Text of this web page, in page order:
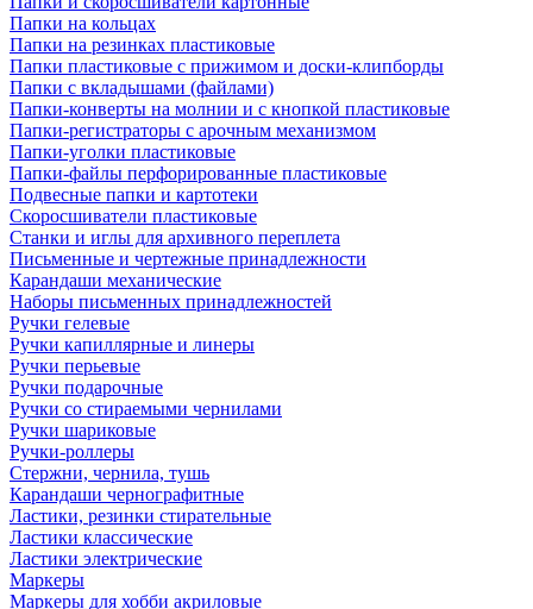
Папки на кольцах
Папки на резинках пластиковые
Папки пластиковые с прижимом и доски-клипборды
Папки с вкладышами (файлами)
Папки-конверты на молнии и с кнопкой пластиковые
Папки-регистраторы с арочным механизмом
Папки-уголки пластиковые
Папки-файлы перфорированные пластиковые
Подвесные папки и картотеки
Скоросшиватели пластиковые
Станки и иглы для архивного переплета
Письменные и чертежные принадлежности
Карандаши механические
Наборы письменных принадлежностей
Ручки гелевые
Ручки капиллярные и линеры
Ручки перьевые
Ручки подарочные
Ручки со стираемыми чернилами
Ручки шариковые
Ручки-роллеры
Стержни, чернила, тушь
Карандаши чернографитные
Ластики, резинки стирательные
Ластики классические
Ластики электрические
Маркеры
Маркеры для хобби акриловые